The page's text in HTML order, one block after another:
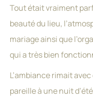
Tout était vraiment
beauté du lieu,
mariage ainsi que
qui a très bien
L’ambiance rimait
pareille à une nuit